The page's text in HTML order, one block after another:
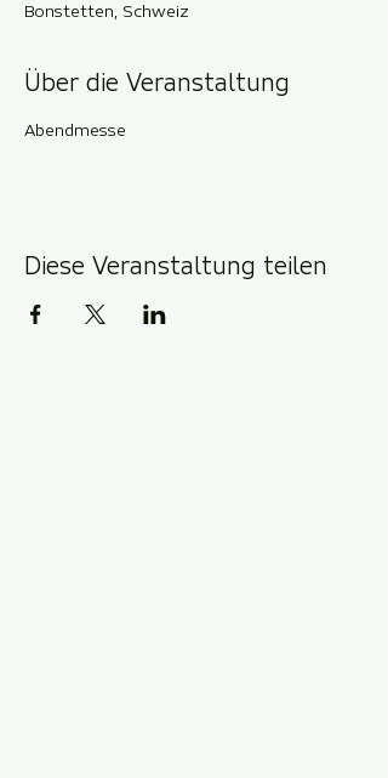
Bonstetten, Schweiz
Über die Veranstaltung
Abendmesse
Diese Veranstaltung teilen